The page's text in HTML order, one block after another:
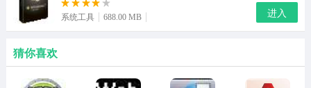
喜欢我一下好吗
首先各位小伙伴将本文中的表情包保存在手机里面；
系统工具 688.00 MB 进入
猜你喜欢